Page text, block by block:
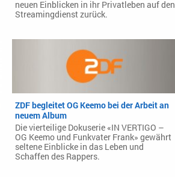
neuen Einblicken in ihr Privatleben auf den
Streamingdienst zurück.
ZDF begleitet OG Keemo bei der Arbeit an
neuem Album
Die vierteilige Dokuserie «IN VERTIGO –
OG Keemo und Funkvater Frank» gewährt
seltene Einblicke in das Leben und
Schaffen des Rappers.